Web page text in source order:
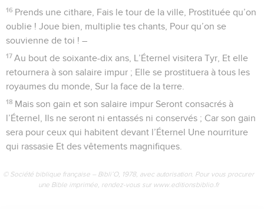
16 Prends une cithare, Fais le tour de la ville, Prostituée qu’on
oublie ! Joue bien, multiplie tes chants, Pour qu’on se
souvienne de toi ! –
17 Au bout de soixante-dix ans, L’Éternel visitera Tyr, Et elle
retournera à son salaire impur ; Elle se prostituera à tous les
royaumes du monde, Sur la face de la terre.
18 Mais son gain et son salaire impur Seront consacrés à
l’Éternel, Ils ne seront ni entassés ni conservés ; Car son gain
sera pour ceux qui habitent devant l’Éternel Une nourriture
qui rassasie Et des vêtements magnifiques.
© Société biblique française – Bibli’O, 1978, avec autorisation. Pour vous procurer
une Bible imprimée, rendez-vous sur www.editionsbiblio.fr